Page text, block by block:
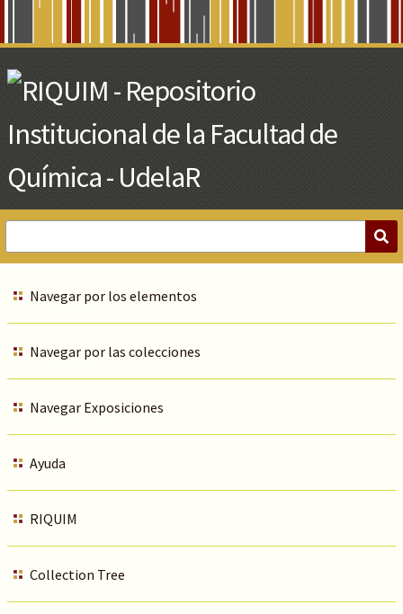
Main
Content
Navegar por los elementos
Navegar por las colecciones
Navegar Exposiciones
Ayuda
RIQUIM
Collection Tree